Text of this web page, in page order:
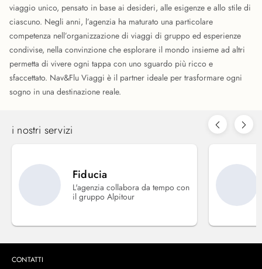
viaggio unico, pensato in base ai desideri, alle esigenze e allo stile di
ciascuno. Negli anni, l’agenzia ha maturato una particolare
competenza nell’organizzazione di viaggi di gruppo ed esperienze
condivise, nella convinzione che esplorare il mondo insieme ad altri
permetta di vivere ogni tappa con uno sguardo più ricco e
sfaccettato. Nav&Flu Viaggi è il partner ideale per trasformare ogni
sogno in una destinazione reale.
i nostri servizi
Fiducia
L'agenzia collabora da tempo con
il gruppo Alpitour
CONTATTI